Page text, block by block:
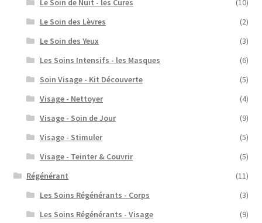
Le Soin des Lèvres
(2)
Le Soin des Yeux
(3)
Les Soins Intensifs - les Masques
(6)
Soin Visage - Kit Découverte
(5)
Visage - Nettoyer
(4)
Visage - Soin de Jour
(9)
Visage - Stimuler
(5)
Visage - Teinter & Couvrir
(5)
Régénérant
(11)
Les Soins Régénérants - Corps
(3)
Les Soins Régénérants - Visage
(9)